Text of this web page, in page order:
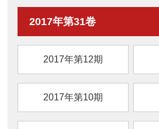
2017年第31卷
2017年第12期
2017年第10期